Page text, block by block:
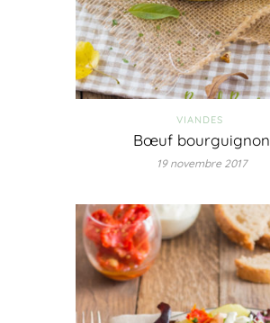
VIANDES
Bœuf bourguignon
19 novembre 2017